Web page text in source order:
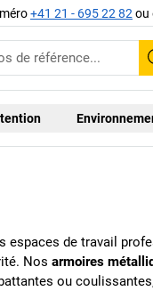
+41 21 - 695 22 82 ou
de travail
Nos armoires
ou